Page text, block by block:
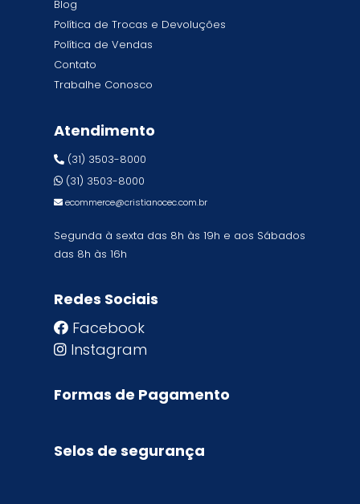
Blog
Política de Trocas e Devoluções
Política de Vendas
Contato
Trabalhe Conosco
Atendimento
(31) 3503-8000
(31) 3503-8000
ecommerce@cristianocec.com.br
Segunda à sexta das 8h às 19h e aos Sábados
das 8h às 16h
Redes Sociais
Facebook
Instagram
Formas de Pagamento
Selos de segurança